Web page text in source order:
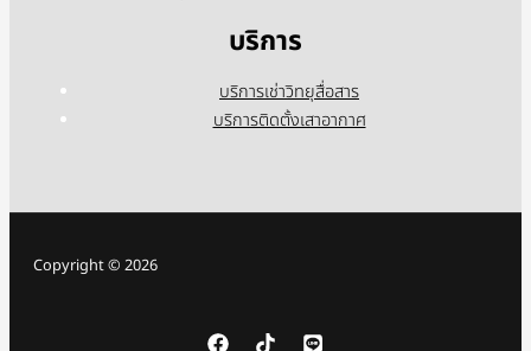
บริการ
บริการเช่าวิทยุสื่อสาร
บริการติดตั้งเสาอากาศ
Copyright © 2026